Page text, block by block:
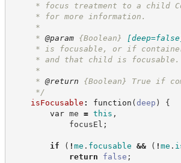
* focus treatment to a child
* for more information.
*
* @param {Boolean}
* is focusable, or if container's
* and that child is focusable.
*
* @return {Boolean}
True if
*/
isFocusable : function (deep )
{
var me = this ,
focusEl ;
if ( ! me . focusable && ( ! me .
return
false ;